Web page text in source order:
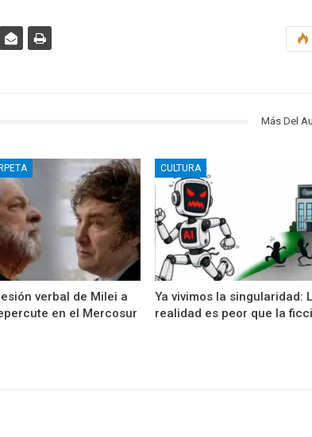
Más Del
verbal de Milei a
en el Mercosur
CULTURA
Ya vivimos la singularidad:
realidad es peor que la